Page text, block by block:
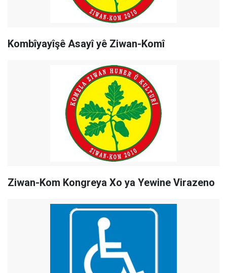
Kombîyayîşê Asayî yê Ziwan-Komî
Ziwan-Kom Kongreya Xo ya Yewine Virazeno